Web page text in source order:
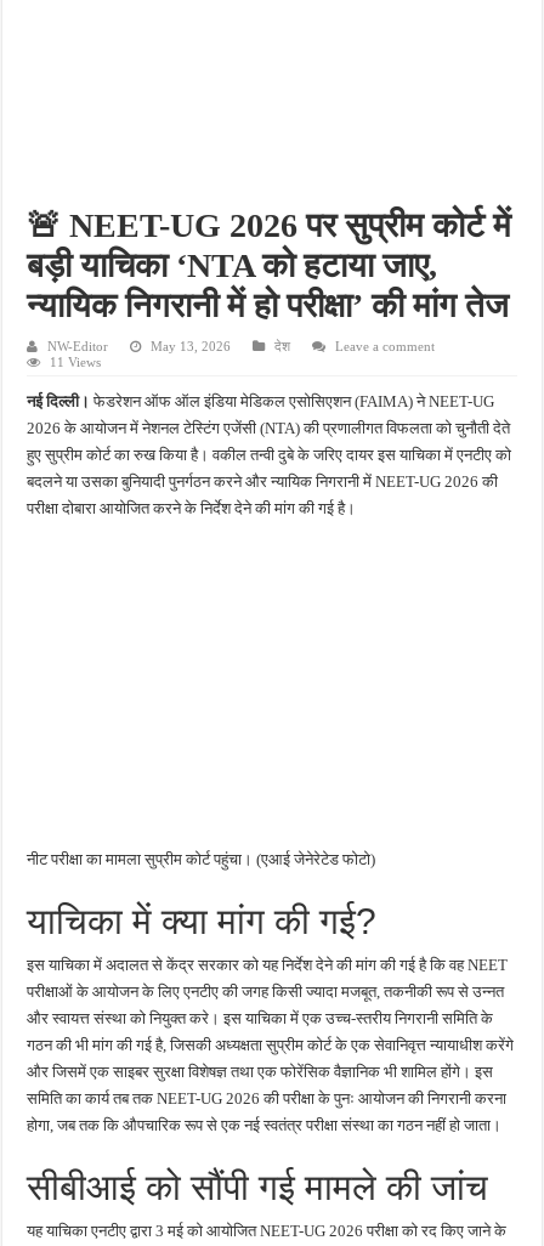
🚨 NEET-UG 2026 पर सुप्रीम कोर्ट में
बड़ी याचिका ‘NTA को हटाया जाए,
न्यायिक निगरानी में हो परीक्षा’ की मांग तेज
NW-Editor May 13, 2026 देश
Leave a comment
11 Views
नई दिल्ली। फेडरेशन ऑफ ऑल इंडिया मेडिकल एसोसिएशन (FAIMA) ने NEET-UG
2026 के आयोजन में नेशनल टेस्टिंग एजेंसी (NTA) की प्रणालीगत विफलता को चुनौती देते
हुए सुप्रीम कोर्ट का रुख किया है। वकील तन्वी दुबे के जरिए दायर इस याचिका में एनटीए को
बदलने या उसका बुनियादी पुनर्गठन करने और न्यायिक निगरानी में NEET-UG 2026 की
परीक्षा दोबारा आयोजित करने के निर्देश देने की मांग की गई है।
नीट परीक्षा का मामला सुप्रीम कोर्ट पहुंचा। (एआई जेनेरेटेड फोटो)
याचिका में क्या मांग की गई?
इस याचिका में अदालत से केंद्र सरकार को यह निर्देश देने की मांग की गई है कि वह NEET
परीक्षाओं के आयोजन के लिए एनटीए की जगह किसी ज्यादा मजबूत, तकनीकी रूप से उन्नत
और स्वायत्त संस्था को नियुक्त करे। इस याचिका में एक उच्च-स्तरीय निगरानी समिति के
गठन की भी मांग की गई है, जिसकी अध्यक्षता सुप्रीम कोर्ट के एक सेवानिवृत्त न्यायाधीश करेंगे
और जिसमें एक साइबर सुरक्षा विशेषज्ञ तथा एक फोरेंसिक वैज्ञानिक भी शामिल होंगे। इस
समिति का कार्य तब तक NEET-UG 2026 की परीक्षा के पुनः आयोजन की निगरानी करना
होगा, जब तक कि औपचारिक रूप से एक नई स्वतंत्र परीक्षा संस्था का गठन नहीं हो जाता।
सीबीआई को सौंपी गई मामले की जांच
यह याचिका एनटीए द्वारा 3 मई को आयोजित NEET-UG 2026 परीक्षा को रद किए जाने के